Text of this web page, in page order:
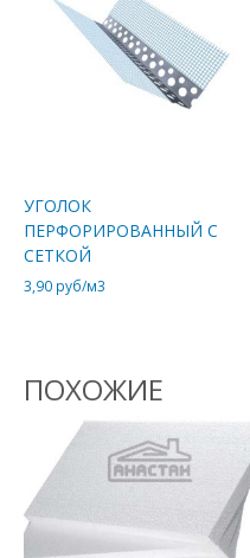
УГОЛОК
ПЕРФОРИРОВАННЫЙ С
СЕТКОЙ
3,90 руб/м3
ПОХОЖИЕ